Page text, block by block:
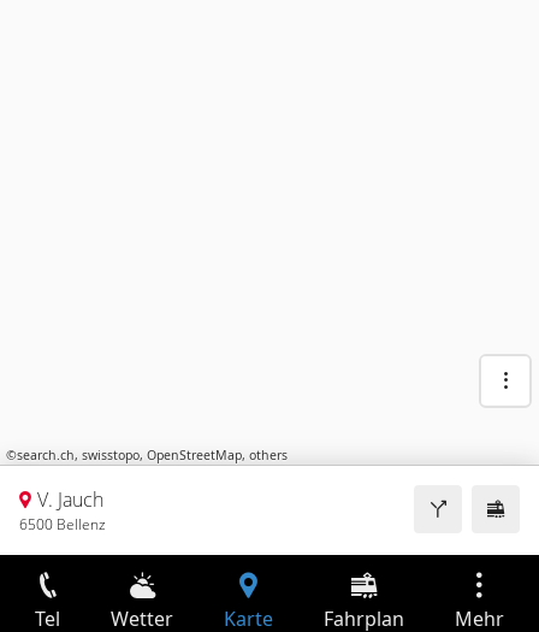
©search.ch, swisstopo, OpenStreetMap, others
V. Jauch
6500 Bellenz
Tel Wetter Karte Fahrplan Mehr